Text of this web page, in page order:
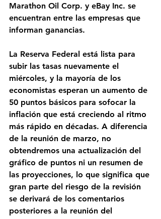
Marathon Oil Corp. y eBay Inc. se
encuentran entre las empresas que
informan ganancias.
La Reserva Federal está lista para
subir las tasas nuevamente el
miércoles, y la mayoría de los
economistas esperan un aumento de
50 puntos básicos para sofocar la
inflación que está creciendo al ritmo
más rápido en décadas. A diferencia
de la reunión de marzo, no
obtendremos una actualización del
gráfico de puntos ni un resumen de
las proyecciones, lo que significa que
gran parte del riesgo de la revisión
se derivará de los comentarios
posteriores a la reunión del